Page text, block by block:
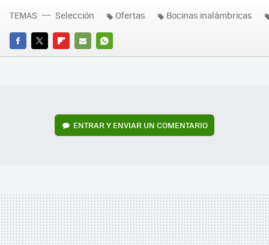
FACEBOOK
TWITTERFLIPBOARD
E-
WHATSAPP
TEMAS Selección Ofertas Bocinas inalámbricas
ENTRAR Y ENVIAR UN COMENTARIO